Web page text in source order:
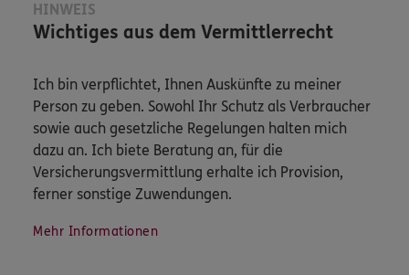
HINWEIS
Wichtiges aus dem Vermittlerrecht
Ich bin verpflichtet, Ihnen Auskünfte zu meiner
Person zu geben. Sowohl Ihr Schutz als Verbraucher
sowie auch gesetzliche Regelungen halten mich
dazu an. Ich biete Beratung an, für die
Versicherungsvermittlung erhalte ich Provision,
ferner sonstige Zuwendungen.
Mehr Informationen